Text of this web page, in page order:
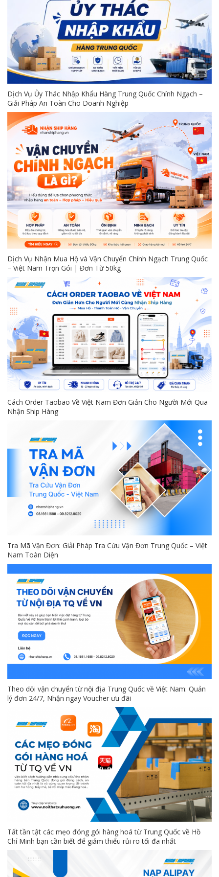
Dịch Vụ Ủy Thác Nhập Khẩu Hàng Trung Quốc Chính Ngạch –
Giải Pháp An Toàn Cho Doanh Nghiệp
Dịch Vụ Nhận Mua Hộ và Vận Chuyển Chính Ngạch Trung Quốc
– Việt Nam Trọn Gói | Đơn Từ 50kg
Cách Order Taobao Về Việt Nam Đơn Giản Cho Người Mới Qua
Nhận Ship Hàng
Tra Mã Vận Đơn: Giải Pháp Tra Cứu Vận Đơn Trung Quốc – Việt
Nam Toàn Diện
Theo dõi vận chuyển từ nội địa Trung Quốc về Việt Nam: Quản
lý đơn 24/7, Nhận ngay Voucher ưu đãi
Tất tần tật các mẹo đóng gói hàng hoá từ Trung Quốc về Hồ
Chí Minh bạn cần biết để giảm thiểu rủi ro tối đa nhất